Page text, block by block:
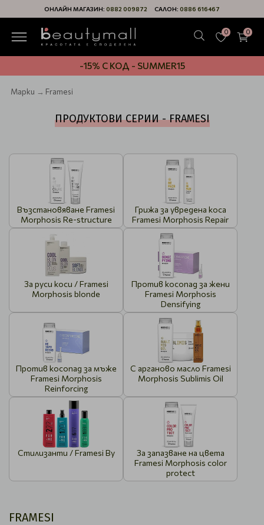
ОНЛАЙН МАГАЗИН: 0882 009872 САЛОН: 0886 616467
0 0
-15% С КОД - SUMMER15
Марки Framesi
ПРОДУКТОВИ СЕРИИ - FRAMESI
Възстановяване Framesi
Morphosis Re-structure
Грижа за увредена коса
Framesi Morphosis Repair
За руси коси / Framesi
Morphosis blonde
Против косопад за жени
Framesi Morphosis
Densifying
Против косопад за мъже
Framesi Morphosis
Reinforcing
С арганово масло Framesi
Morphosis Sublimis Oil
Стилизанти / Framesi By
За запазване на цвета
Framesi Morphosis color
protect
FRAMESI